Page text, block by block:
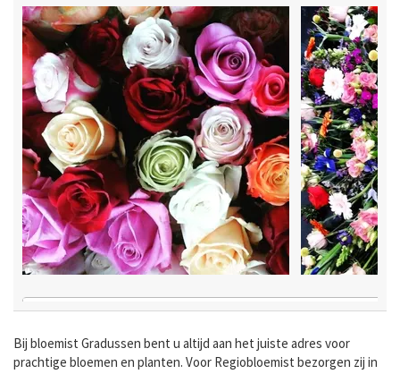
Bij bloemist Gradussen bent u altijd aan het juiste adres voor
prachtige bloemen en planten. Voor Regiobloemist bezorgen zij in